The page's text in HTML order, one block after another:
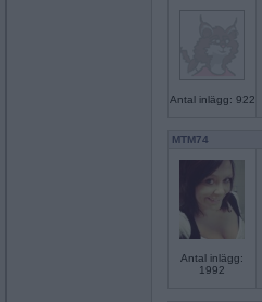
Antal inlägg: 922
MTM74
Antal inlägg:
1992